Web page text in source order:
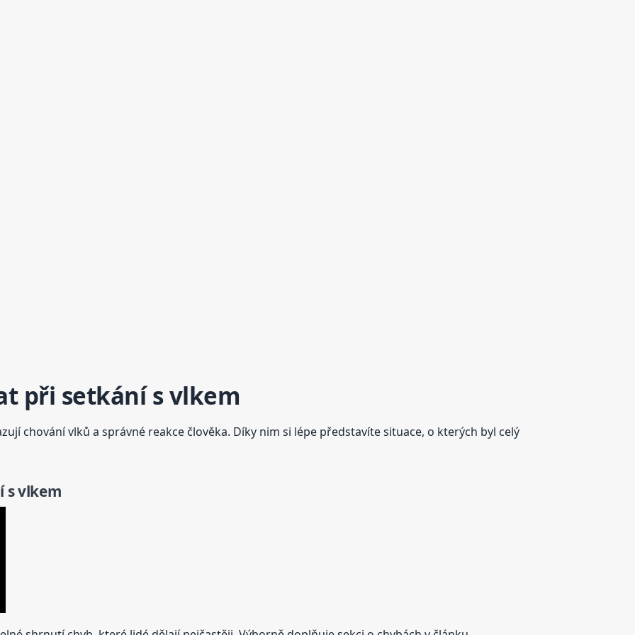
při setkání s vlkem
chování vlků a správné reakce člověka. Díky nim si lépe představíte situace, o kterých byl celý
s vlkem